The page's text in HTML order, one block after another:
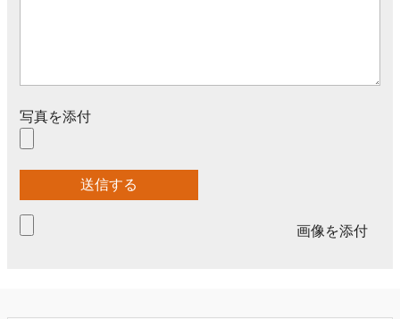
写真を添付
画像を添付